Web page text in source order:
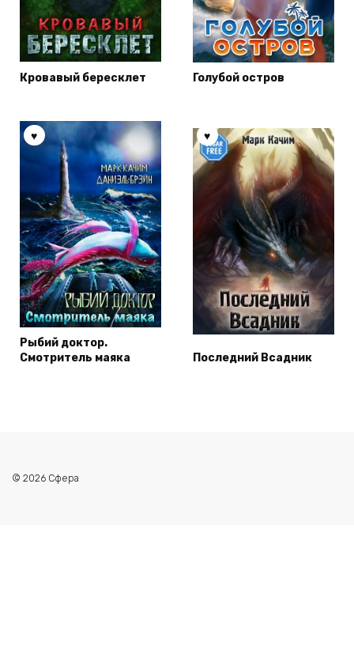
Кровавый бересклет Голубой остров
Рыбий доктор.
Смотритель маяка
Последний Всадник
© 2026 Сфера